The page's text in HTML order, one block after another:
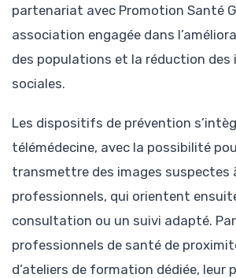
partenariat avec Promotion Santé
association engagée dans
des populations et la réduction des
sociales.
Les dispositifs de prévention
télémédecine, avec la possibilité
transmettre des images suspectes
professionnels, qui orientent
consultation ou un suivi adapté.
professionnels de santé de
d’ateliers de formation dédiée, leur